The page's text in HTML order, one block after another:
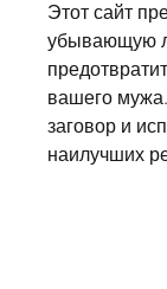
Этот сайт
убывающую
вашего
заговор и
наилучших